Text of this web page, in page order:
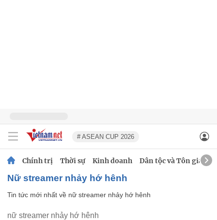
# ASEAN CUP 2026
Chính trị Thời sự Kinh doanh Dân tộc và Tôn giáo
nữ streamer nhảy hớ hênh
Tin tức mới nhất về nữ streamer nhảy hớ hênh
nữ streamer nhảy hớ hênh